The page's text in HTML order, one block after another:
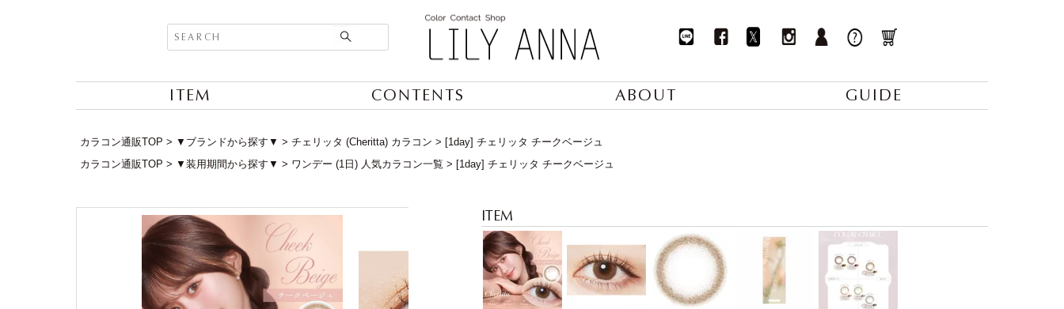
ITEM CONTENTS ABOUT GUIDE
カラコン通販TOP ▼ブランドから探す▼ チェリッタ (Cheritta) カラコン
[1day] チェリッタ チークベージュ
カラコン通販TOP
▼装用期間から探す▼ ワンデー (1日) 人気カラコン一覧 [1day] チェリッタ チークベージュ